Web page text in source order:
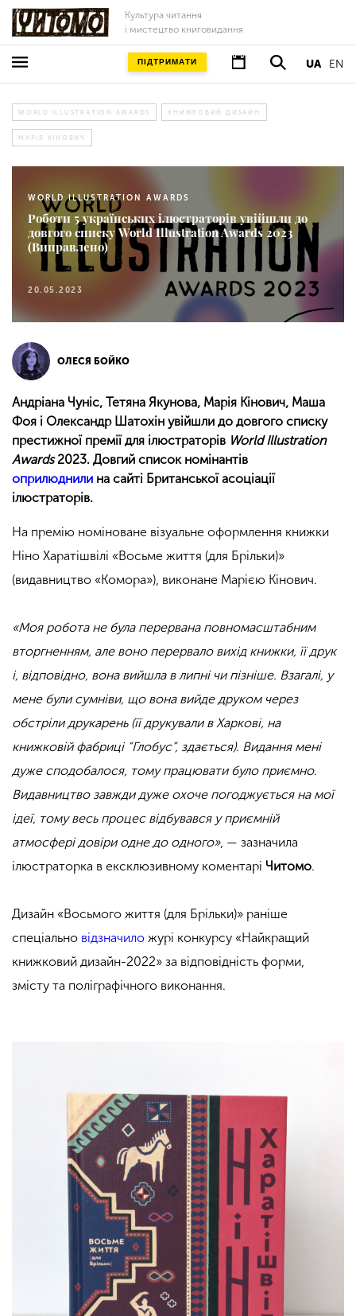
Культура читання
і мистецтво книговидання
UA EN
ПІДТРИМАТИ
WORLD ILLUSTRATION AWARDS КНИЖКОВИЙ ДИЗАЙН
МАРІЯ КІНОВИЧ
WORLD ILLUSTRATION AWARDS
Роботи 5 українських ілюстраторів увійшли до
довгого списку World Illustration Awards 2023
(Виправлено)
20.05.2023
ОЛЕСЯ БОЙКО
Андріана Чуніс, Тетяна Якунова, Марія Кінович, Маша
Фоя і Олександр Шатохін увійшли до довгого списку
престижної премії для ілюстраторів World Illustration
Awards2023. Довгий список номінантів
оприлюднили на сайті Британської асоціації
ілюстраторів.
На премію номіноване візуальне оформлення книжки
Ніно Харатішвілі «Восьме життя (для Брільки)»
(видавництво «Комора»), виконане Марією Кінович.
«Моя робота не була перервана повномасштабним
вторгненням, але воно перервало вихід книжки, її друк
і, відповідно, вона вийшла в липні чи пізніше. Взагалі, у
мене були сумніви, що вона вийде друком через
обстріли друкарень (її друкували в Харкові, на
книжковій фабриці “Глобус”, здається). Видання мені
дуже сподобалося, тому працювати було приємно.
Видавництво завжди дуже охоче погоджується на мої
ідеї, тому весь процес відбувався у приємній
атмосфері довіри одне до одного», — зазначила
ілюстраторка в ексклюзивному коментарі Читомо.
Дизайн «Восьмого життя (для Брільки)» раніше
спеціально відзначило журі конкурсу «Найкращий
книжковий дизайн-2022» за відповідність форми,
змісту та поліграфічного виконання.